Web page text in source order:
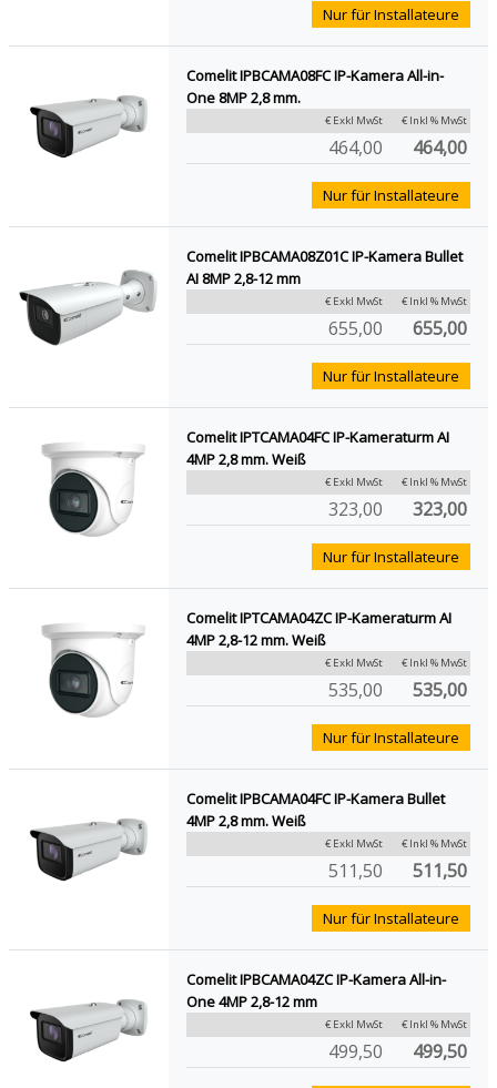
Nur für Installateure
Comelit IPBCAMA08FC IP-Kamera All-in-
One 8MP 2,8 mm.
€ Exkl MwSt € Inkl % MwSt
464,00 464,00
Nur für Installateure
Comelit IPBCAMA08Z01C IP-Kamera Bullet
AI 8MP 2,8-12 mm
€ Exkl MwSt € Inkl % MwSt
655,00 655,00
Nur für Installateure
Comelit IPTCAMA04FC IP-Kameraturm AI
4MP 2,8 mm. Weiß
€ Exkl MwSt € Inkl % MwSt
323,00 323,00
Nur für Installateure
Comelit IPTCAMA04ZC IP-Kameraturm AI
4MP 2,8-12 mm. Weiß
€ Exkl MwSt € Inkl % MwSt
535,00 535,00
Nur für Installateure
Comelit IPBCAMA04FC IP-Kamera Bullet
4MP 2,8 mm. Weiß
€ Exkl MwSt € Inkl % MwSt
511,50 511,50
Nur für Installateure
Comelit IPBCAMA04ZC IP-Kamera All-in-
One 4MP 2,8-12 mm
€ Exkl MwSt € Inkl % MwSt
499,50 499,50